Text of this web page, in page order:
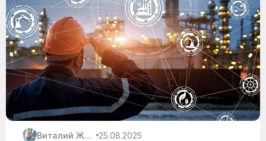
Виталий Житнюк
25.08.2025